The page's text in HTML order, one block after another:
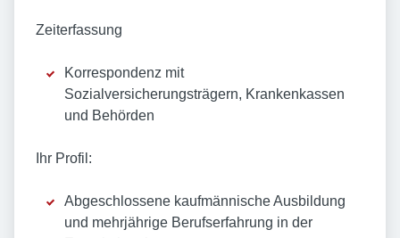
Zeiterfassung
Korrespondenz mit
Sozialversicherungsträgern, Krankenkassen
und Behörden
Ihr Profil:
Abgeschlossene kaufmännische Ausbildung
und mehrjährige Berufserfahrung in der